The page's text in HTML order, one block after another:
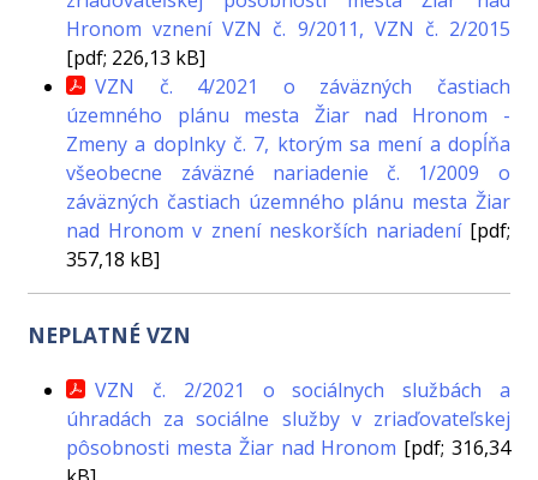
Hronom vznení VZN č. 9/2011, VZN č. 2/2015
[pdf; 226,13 kB]
VZN č. 4/2021 o záväzných častiach
územného plánu mesta Žiar nad Hronom -
Zmeny a doplnky č. 7, ktorým sa mení a dopĺňa
všeobecne záväzné nariadenie č. 1/2009 o
záväzných častiach územného plánu mesta Žiar
nad Hronom v znení neskorších nariadení[pdf;
357,18 kB]
NEPLATNÉ VZN
VZN č. 2/2021 o sociálnych službách a
úhradách za sociálne služby v zriaďovateľskej
pôsobnosti mesta Žiar nad Hronom [pdf; 316,34